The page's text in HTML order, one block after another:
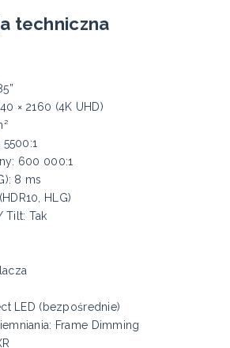
techniczna
× 2160 (4K UHD)
600 000:1
8 ms
HLG)
Tilt: Tak
LED (bezpośrednie)
Frame Dimming